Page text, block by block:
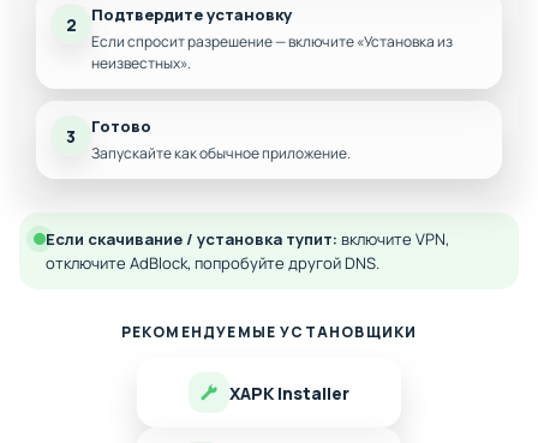
2 Подтвердите установку
Если спросит разрешение — включите «Установка из
неизвестных».
3 Готово
Запускайте как обычное приложение.
Если скачивание / установка тупит: включите VPN,
отключите AdBlock, попробуйте другой DNS.
РЕКОМЕНДУЕМЫЕ УСТАНОВЩИКИ
XAPK Installer